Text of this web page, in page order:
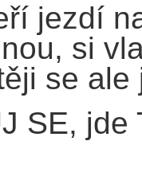
jezdí
si
se
SE,